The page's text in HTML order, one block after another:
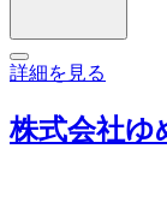
詳細を見る
株式会社ゆ